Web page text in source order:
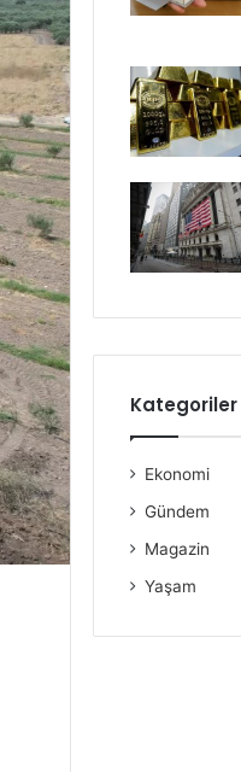
Kategoriler
Ekonomi
Gündem
Magazin
Yaşam